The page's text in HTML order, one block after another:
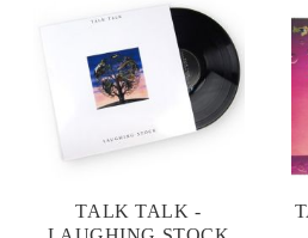
TALK TALK -